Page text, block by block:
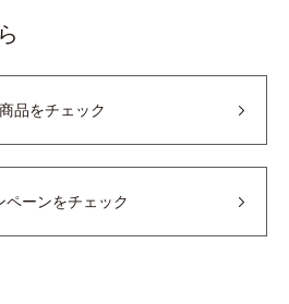
品をチェック
ペーンをチェック